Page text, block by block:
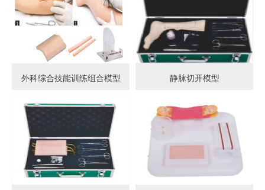
外科综合技能训练组合模型 静脉切开模型